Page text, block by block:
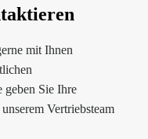
mit Ihnen
geben Sie Ihre
Vertriebsteam